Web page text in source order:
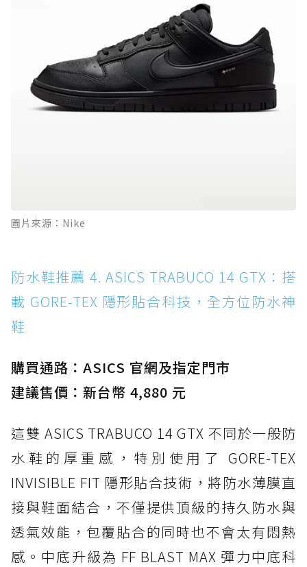
圖片來源：Nike
防水鞋推薦 4. ASICS TRABUCO 14 GTX：搭
載 GORE-TEX 隱形貼合科技，全方位防水神
鞋
購買通路：ASICS 官網及指定門市
建議售價：新台幣 4,880 元
這雙 ASICS TRABUCO 14 GTX 不同於一般防
水鞋的厚重感，特別使用了 GORE-TEX
INVISIBLE FIT 隱形貼合技術，將防水薄膜直
接與鞋面結合，不僅提供頂級的持久防水與
透氣效能，包覆貼合的同時也不會太有悶熱
感。中底升級為 FF BLAST MAX 彈力中底科